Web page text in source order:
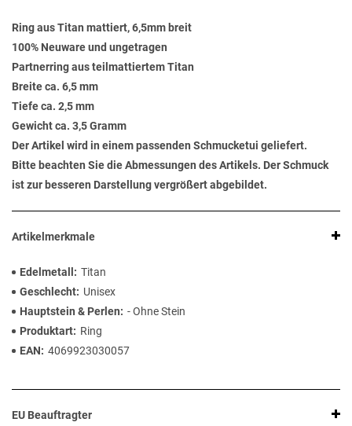
Ring aus Titan mattiert, 6,5mm breit
100% Neuware und ungetragen
Partnerring aus teilmattiertem Titan
Breite ca. 6,5 mm
Tiefe ca. 2,5 mm
Gewicht ca. 3,5 Gramm
Der Artikel wird in einem passenden Schmucketui geliefert.
Bitte beachten Sie die Abmessungen des Artikels. Der Schmuck
ist zur besseren Darstellung vergrößert abgebildet.
Artikelmerkmale
Edelmetall
Titan
Geschlecht
Unisex
Hauptstein & Perlen
- Ohne Stein
Produktart
Ring
EAN
4069923030057
EU Beauftragter